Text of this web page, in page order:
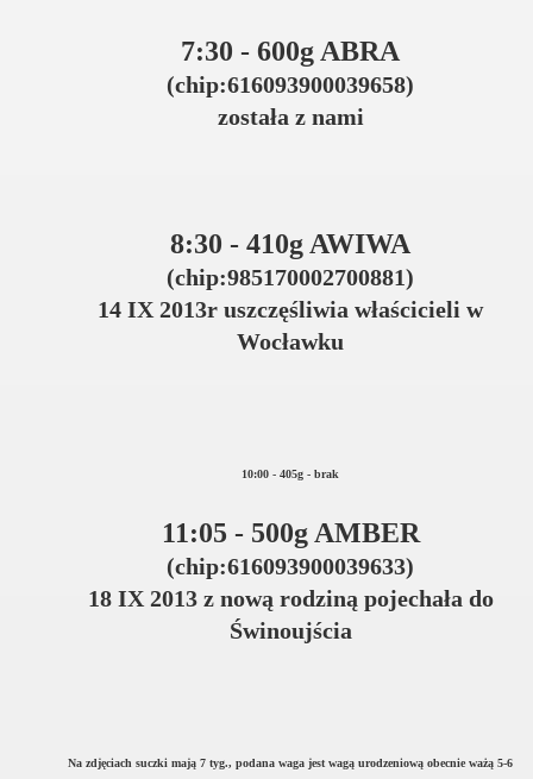
7:30 - 600g ABRA
(chip:616093900039658)
została z nami
8:30 - 410g AWIWA
(chip:985170002700881)
14 IX 2013r uszczęśliwia właścicieli w
Wocławku
10:00 - 405g - brak
11:05 - 500g AMBER
(chip:616093900039633)
18 IX 2013 z nową rodziną pojechała do
Świnoujścia
Na zdjęciach suczki mają 7 tyg., podana waga jest wagą urodzeniową obecnie ważą 5-6